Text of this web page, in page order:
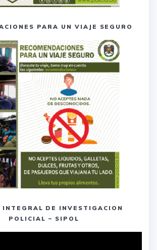
PARA UN VIAJE SEGURO
INTEGRAL DE INVESTIGACION
POLICIAL – SIPOL